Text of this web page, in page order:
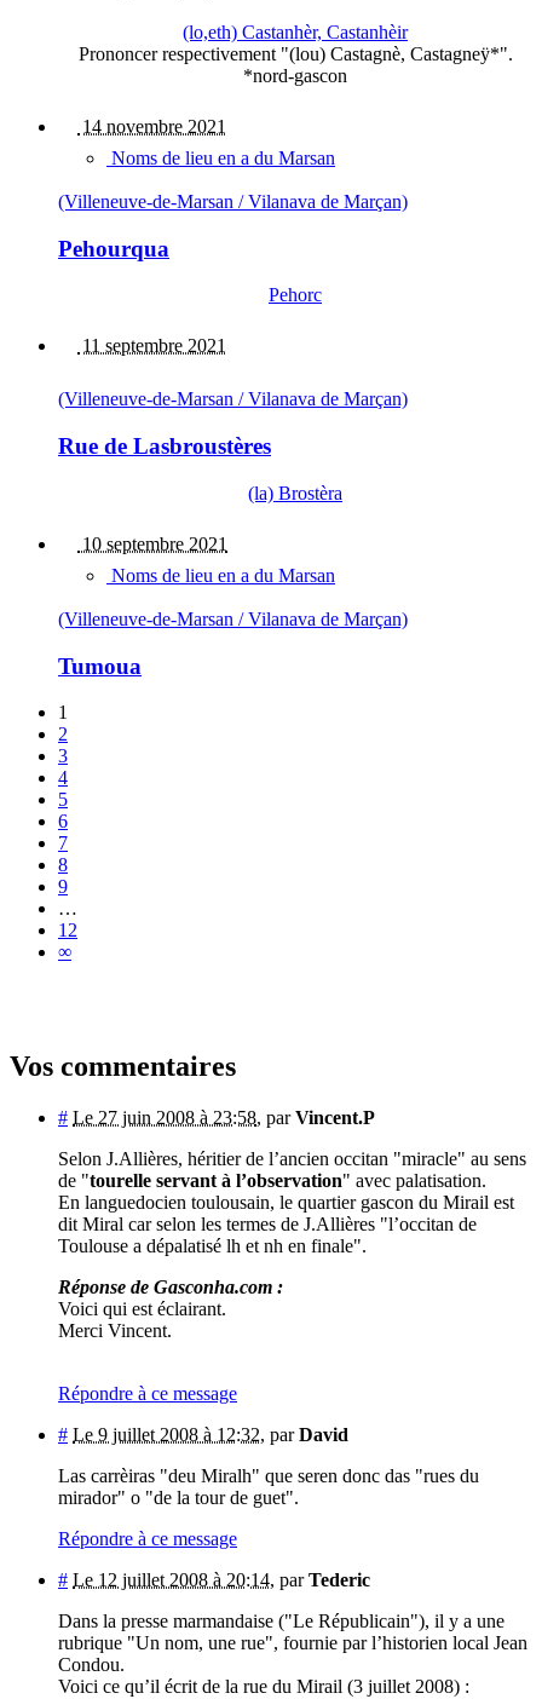
(lo,eth) Castanhèr, Castanhèir
Prononcer respectivement "(lou) Castagnè, Castagneÿ*".
*nord-gascon
14 novembre 2021
Noms de lieu en a du Marsan
(Villeneuve-de-Marsan / Vilanava de Marçan)
Pehourqua
Pehorc
11 septembre 2021
(Villeneuve-de-Marsan / Vilanava de Marçan)
Rue de Lasbroustères
(la) Brostèra
10 septembre 2021
Noms de lieu en a du Marsan
(Villeneuve-de-Marsan / Vilanava de Marçan)
Tumoua
1
2
3
4
5
6
7
8
9
…
12
∞
Vos commentaires
# Le 27 juin 2008 à 23:58, parVincent.P
Selon J.Allières, héritier de l’ancien occitan "miracle" au sens
de "tourelle servant à l’observation" avec palatisation.
En languedocien toulousain, le quartier gascon du Mirail est
dit Miral car selon les termes de J.Allières "l’occitan de
Toulouse a dépalatisé lh et nh en finale".
Réponse de Gasconha.com :
Voici qui est éclairant.
Merci Vincent.
Répondre à ce message
# Le 9 juillet 2008 à 12:32, parDavid
Las carrèiras "deu Miralh" que seren donc das "rues du
mirador" o "de la tour de guet".
Répondre à ce message
# Le 12 juillet 2008 à 20:14, parTederic
Dans la presse marmandaise ("Le Républicain"), il y a une
rubrique "Un nom, une rue", fournie par l’historien local Jean
Condou.
Voici ce qu’il écrit de la rue du Mirail (3 juillet 2008) :